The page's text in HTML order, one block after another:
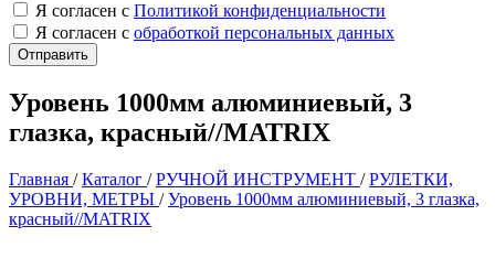
Я согласен с Политикой конфиденциальности
Я согласен с обработкой персональных данных
Уровень 1000мм алюминиевый, 3
глазка, красный//MATRIX
Главная /Каталог /РУЧНОЙ ИНСТРУМЕНТ /РУЛЕТКИ,
УРОВНИ, МЕТРЫ /Уровень 1000мм алюминиевый, 3 глазка,
красный//MATRIX